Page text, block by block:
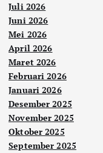
Juli 2026
Juni 2026
Mei 2026
April 2026
Maret 2026
Februari 2026
Januari 2026
Desember 2025
November 2025
Oktober 2025
September 2025